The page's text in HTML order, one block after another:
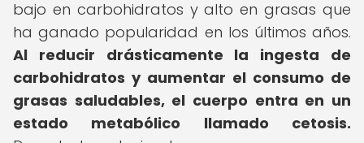
bajo en carbohidratos y alto en grasas que
ha ganado popularidad en los últimos años.
Al reducir drásticamente la ingesta de
carbohidratos y aumentar el consumo de
grasas saludables, el cuerpo entra en un
estado metabólico llamado cetosis.